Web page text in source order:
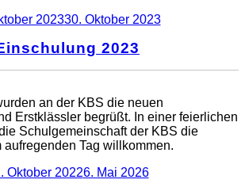
202330. Oktober 2023
2023
an der KBS die neuen
Erstklässler begrüßt. In einer feierlichen
Schulgemeinschaft der KBS die
aufregenden Tag willkommen.
Oktober 20226. Mai 2026